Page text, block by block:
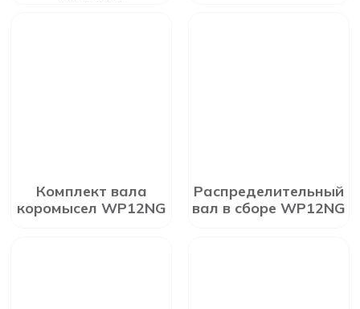
Комплект вала
коромысел WP12NG
Распределительный
вал в сборе WP12NG